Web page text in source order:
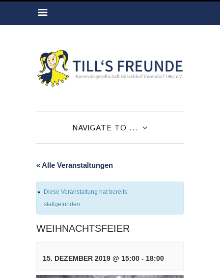
NAVIGATE TO ...
« Alle Veranstaltungen
Diese Veranstaltung hat bereits
stattgefunden.
WEIHNACHTSFEIER
15. DEZEMBER 2019 @ 15:00 - 18:00